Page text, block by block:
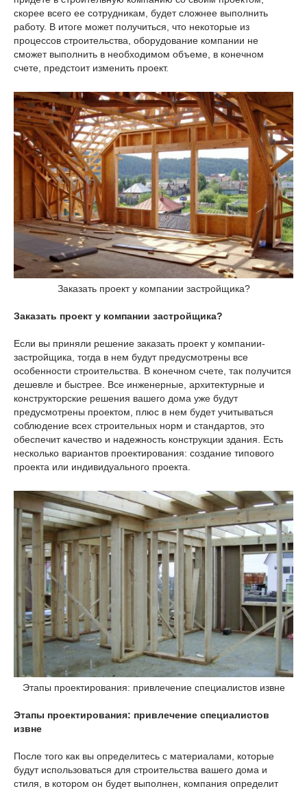
скорее всего ее сотрудникам, будет сложнее выполнить
работу. В итоге может получиться, что некоторые из
процессов строительства, оборудование компании не
сможет выполнить в необходимом объеме, в конечном
счете, предстоит изменить проект.
Заказать проект у компании застройщика?
Заказать проект у компании застройщика?
Если вы приняли решение заказать проект у компании-
застройщика, тогда в нем будут предусмотрены все
особенности строительства. В конечном счете, так получится
дешевле и быстрее. Все инженерные, архитектурные и
конструкторские решения вашего дома уже будут
предусмотрены проектом, плюс в нем будет учитываться
соблюдение всех строительных норм и стандартов, это
обеспечит качество и надежность конструкции здания. Есть
несколько вариантов проектирования: создание типового
проекта или индивидуального проекта.
Этапы проектирования: привлечение специалистов извне
Этапы проектирования: привлечение специалистов
извне
После того как вы определитесь с материалами, которые
будут использоваться для строительства вашего дома и
стиля, в котором он будет выполнен, компания определит